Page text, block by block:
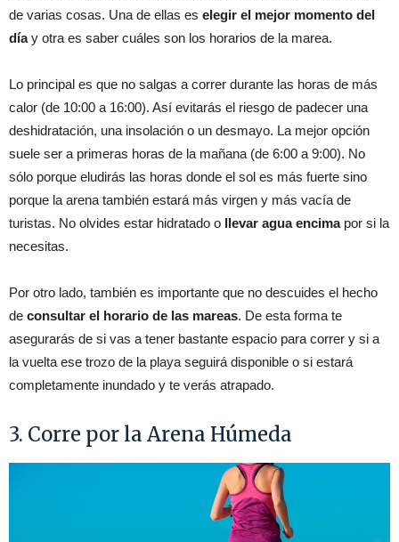
de varias cosas. Una de ellas es elegir el mejor momento del
díay otra es saber cuáles son los horarios de la marea.
Lo principal es que no salgas a correr durante las horas de más
calor (de 10:00 a 16:00). Así evitarás el riesgo de padecer una
deshidratación, una insolación o un desmayo. La mejor opción
suele ser a primeras horas de la mañana (de 6:00 a 9:00). No
sólo porque eludirás las horas donde el sol es más fuerte sino
porque la arena también estará más virgen y más vacía de
turistas. No olvides estar hidratado o llevar agua encimapor si la
necesitas.
Por otro lado, también es importante que no descuides el hecho
de consultar el horario de las mareas. De esta forma te
asegurarás de si vas a tener bastante espacio para correr y si a
la vuelta ese trozo de la playa seguirá disponible o si estará
completamente inundado y te verás atrapado.
3. Corre por la Arena Húmeda